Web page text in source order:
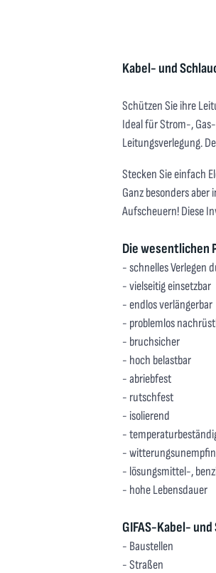
Kabel- und
Schützen Sie ihre
Ideal für Strom-,
Leitungsverlegung.
Stecken Sie einfach
Ganz besonders
Aufscheuern! Diese
Die wesentlichen
- schnelles Verlegen
- vielseitig einsetzbar
- endlos verlängerbar
- problemlos
- bruchsicher
- hoch belastbar
- abriebfest
- rutschfest
- isolierend
-
-
- lösungsmittel-,
- hohe Lebensdauer
GIFAS-Kabel-
- Baustellen
- Straßen